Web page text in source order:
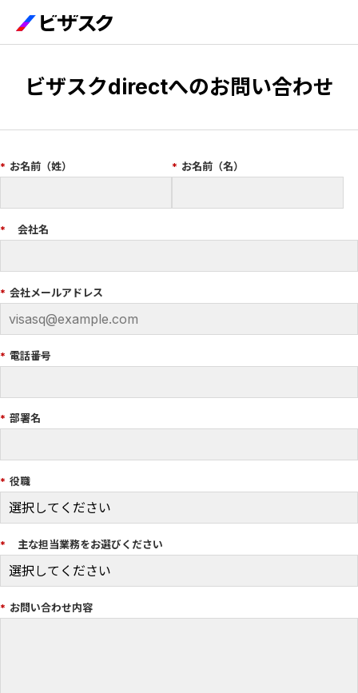
ビザスクdirectへのお問い合わせ
* お名前（姓） * お名前（名）
* 会社名
* 会社メールアドレス
* 電話番号
* 部署名
* 役職
* 主な担当業務をお選びください
* お問い合わせ内容